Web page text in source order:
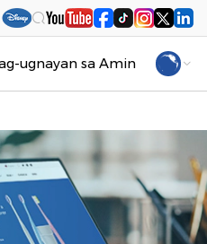
ugnayan sa Amin